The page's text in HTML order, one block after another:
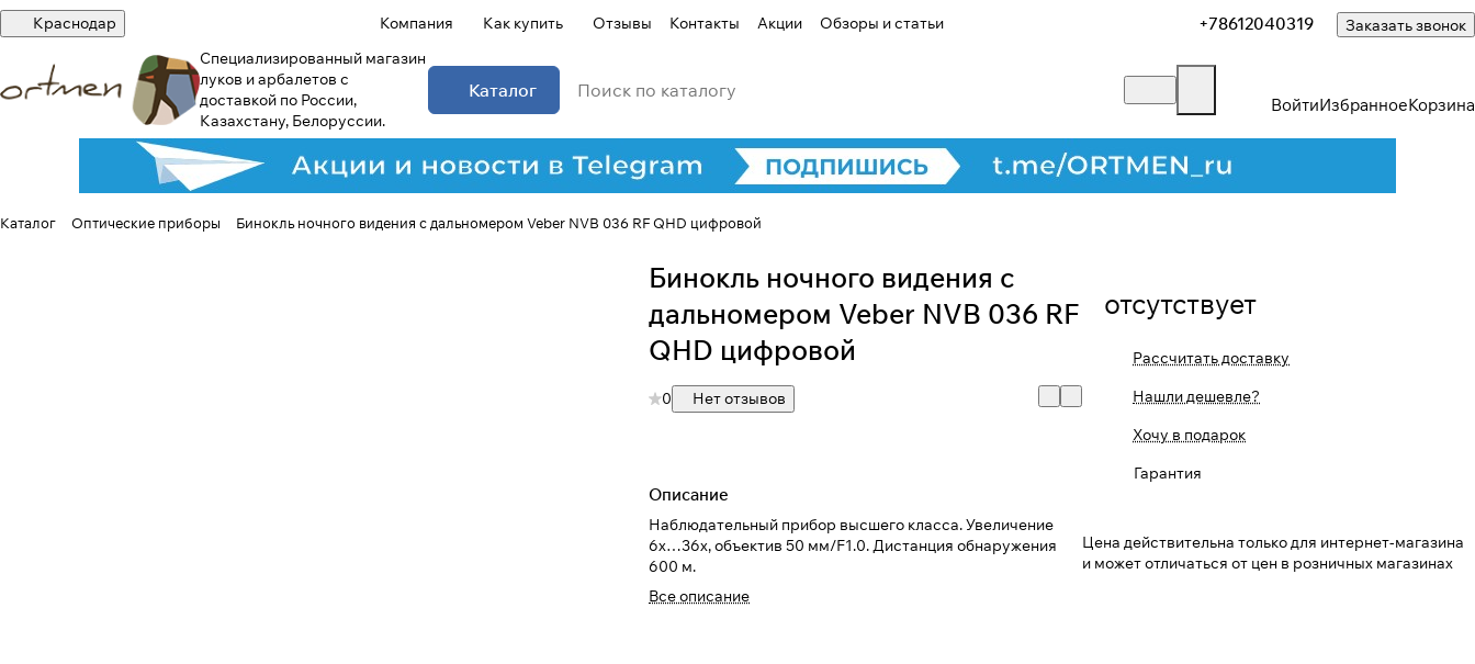
Краснодар Компания Как купить Отзывы Контакты Акции Обзоры и статьи +78612040319 Заказать звонок
Специализированный магазин
луков и арбалетов с
доставкой по России,
Казахстану, Белоруссии.
Каталог
ВойтиИзбранноеКорзина
Каталог Оптические приборы Бинокль ночного видения с дальномером Veber NVB 036 RF QHD цифровой
Бинокль ночного видения с
дальномером Veber NVB 036 RF
QHD цифровой
0 Нет отзывов
Описание
Наблюдательный прибор высшего класса. Увеличение
6х…36х, объектив 50 мм/F1.0. Дистанция обнаружения
600 м.
Все описание
отсутствует
Рассчитать доставку
Нашли дешевле?
Хочу в подарок
Гарантия
Цена действительна только для интернет-магазина
и может отличаться от цен в розничных магазинах